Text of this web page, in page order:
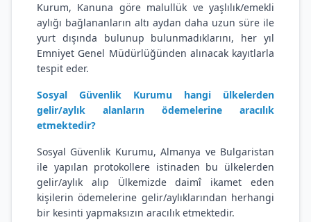
Kurum, Kanuna göre malullük ve yaşlılık/emekli
aylığı bağlananların altı aydan daha uzun süre ile
yurt dışında bulunup bulunmadıklarını, her yıl
Emniyet Genel Müdürlüğünden alınacak kayıtlarla
tespit eder.
Sosyal Güvenlik Kurumu hangi ülkelerden
gelir/aylık alanların ödemelerine aracılık
etmektedir?
Sosyal Güvenlik Kurumu, Almanya ve Bulgaristan
ile yapılan protokollere istinaden bu ülkelerden
gelir/aylık alıp Ülkemizde daimî ikamet eden
kişilerin ödemelerine gelir/aylıklarından herhangi
bir kesinti yapmaksızın aracılık etmektedir.